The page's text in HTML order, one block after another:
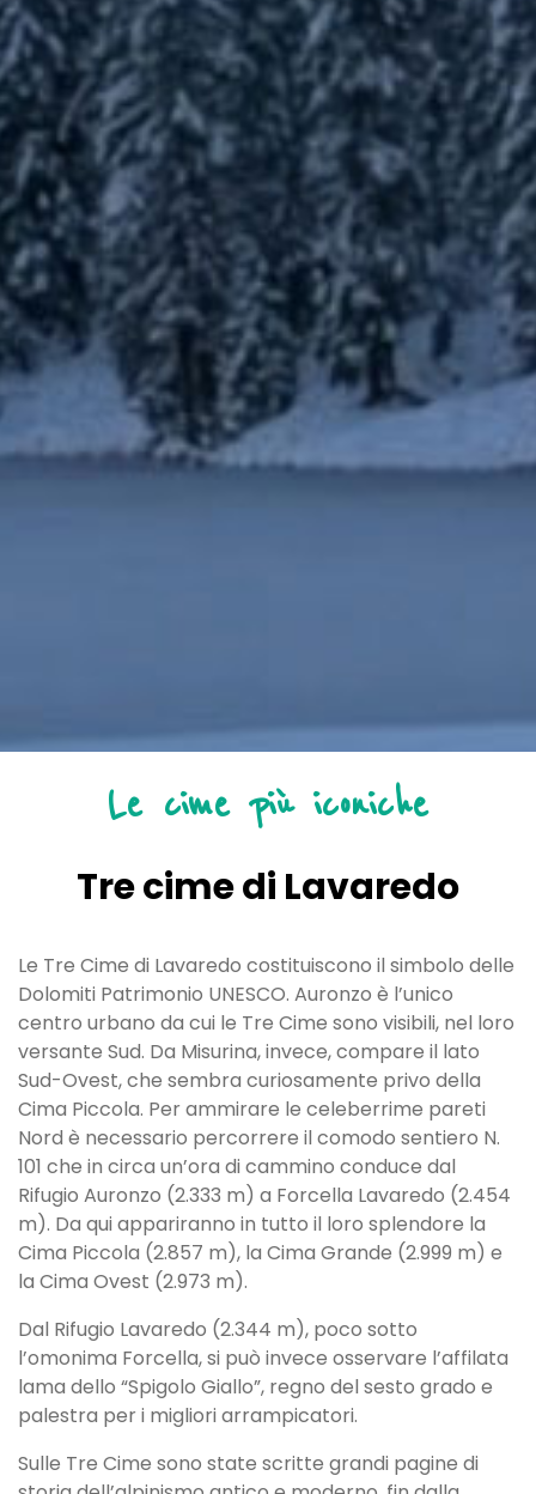
Le cime più iconiche
Tre cime di Lavaredo
Le Tre Cime di Lavaredo costituiscono il simbolo delle
Dolomiti Patrimonio UNESCO. Auronzo è l’unico
centro urbano da cui le Tre Cime sono visibili, nel loro
versante Sud. Da Misurina, invece, compare il lato
Sud-Ovest, che sembra curiosamente privo della
Cima Piccola. Per ammirare le celeberrime pareti
Nord è necessario percorrere il comodo sentiero N.
101 che in circa un’ora di cammino conduce dal
Rifugio Auronzo (2.333 m) a Forcella Lavaredo (2.454
m). Da qui appariranno in tutto il loro splendore la
Cima Piccola (2.857 m), la Cima Grande (2.999 m) e
la Cima Ovest (2.973 m).
Dal Rifugio Lavaredo (2.344 m), poco sotto
l’omonima Forcella, si può invece osservare l’affilata
lama dello “Spigolo Giallo”, regno del sesto grado e
palestra per i migliori arrampicatori.
Sulle Tre Cime sono state scritte grandi pagine di